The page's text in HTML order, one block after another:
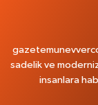
sadelik ve
insanlara